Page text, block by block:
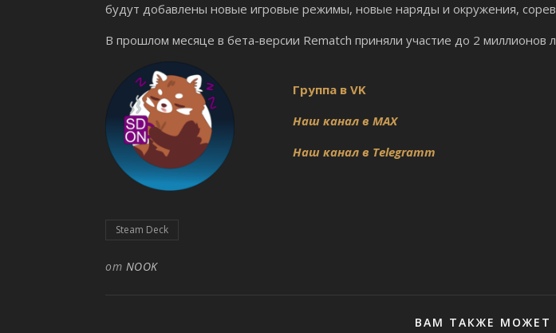
будут добавлены новые игровые режимы, новые наряды и окружения,
В прошлом месяце в бета-версии Rematch приняли участие до 2 миллионов
Группа в VK
Наш канал в MAX
Наш канал в Telegramm
Steam Deck
от NOOK
ВАМ ТАКЖЕ МОЖЕТ